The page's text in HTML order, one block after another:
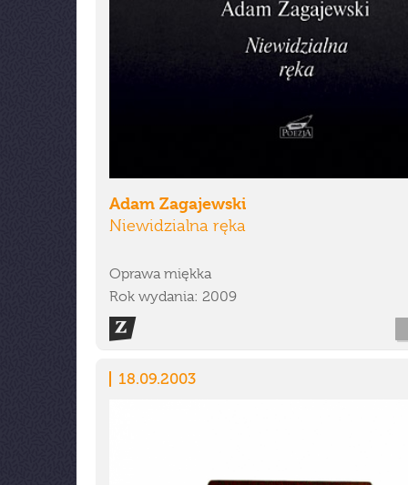
Adam Zagajewski
Niewidzialna ręka
Oprawa miękka
Rok wydania: 2009
18.09.2003